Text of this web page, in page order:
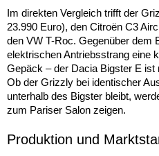
Im direkten Vergleich trifft der
23.990 Euro), den Citroën C3
den VW T-Roc. Gegenüber dem
elektrischen Antriebsstrang eine
Gepäck – der Dacia Bigster E ist
Ob der Grizzly bei identischer
unterhalb des Bigster bleibt,
zum Pariser Salon zeigen.
Produktion und